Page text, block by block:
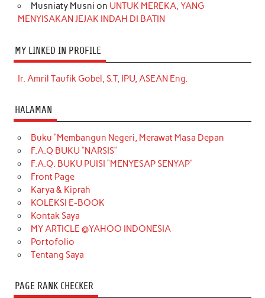
Musniaty Musni on UNTUK MEREKA, YANG
MENYISAKAN JEJAK INDAH DI BATIN
MY LINKED IN PROFILE
Ir. Amril Taufik Gobel, S.T, IPU, ASEAN Eng.
HALAMAN
Buku “Membangun Negeri, Merawat Masa Depan
F.A.Q BUKU “NARSIS”
F.A.Q. BUKU PUISI “MENYESAP SENYAP”
Front Page
Karya & Kiprah
KOLEKSI E-BOOK
Kontak Saya
MY ARTICLE @YAHOO INDONESIA
Portofolio
Tentang Saya
PAGE RANK CHECKER